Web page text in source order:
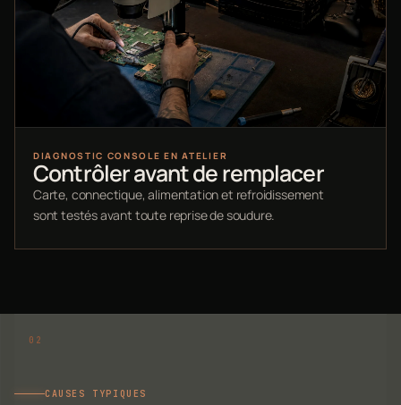
DIAGNOSTIC CONSOLE EN ATELIER
Contrôler avant de remplacer
Carte, connectique, alimentation et refroidissement
sont testés avant toute reprise de soudure.
CAUSES TYPIQUES